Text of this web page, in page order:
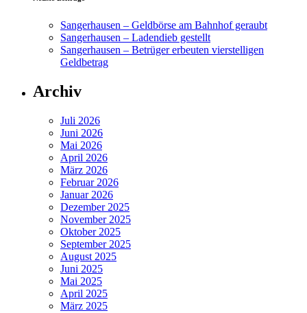
Sangerhausen – Geldbörse am Bahnhof geraubt
Sangerhausen – Ladendieb gestellt
Sangerhausen – Betrüger erbeuten vierstelligen
Geldbetrag
Archiv
Juli 2026
Juni 2026
Mai 2026
April 2026
März 2026
Februar 2026
Januar 2026
Dezember 2025
November 2025
Oktober 2025
September 2025
August 2025
Juni 2025
Mai 2025
April 2025
März 2025